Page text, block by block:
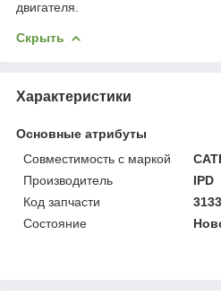
двигателя.
Скрыть
Характеристики
Основные атрибуты
Совместимость с маркой
Производитель
IPD
Код запчасти
Состояние